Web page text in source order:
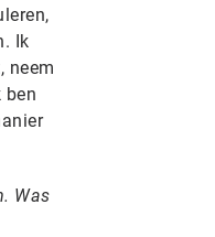
Ik
neem
ben
Was